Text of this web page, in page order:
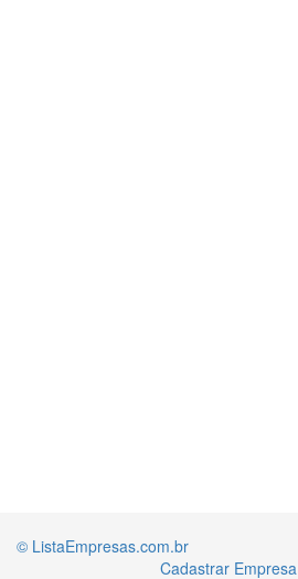
© ListaEmpresas.com.br
Cadastrar Empresa